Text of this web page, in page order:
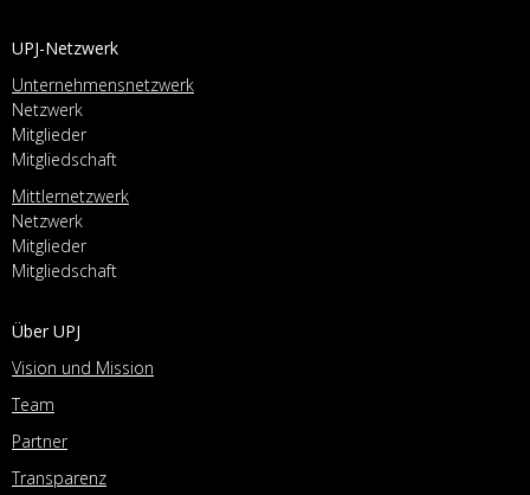
UPJ-Netzwerk
Unternehmensnetzwerk
Netzwerk
Mitglieder
Mitgliedschaft
Mittlernetzwerk
Netzwerk
Mitglieder
Mitgliedschaft
Über UPJ
Vision und Mission
Team
Partner
Transparenz